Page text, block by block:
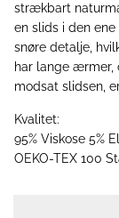
strækbart
en slids i den
snøre detalje,
har lange ærmer,
modsat slidsen,
Kvalitet:
95% Viskose 5%
OEKO-TEX 100